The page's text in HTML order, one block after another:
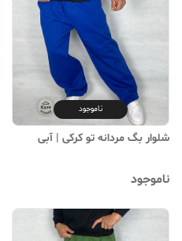
ناموجود
شلوار بگ مردانه تو کرکی | آبی
ناموجود